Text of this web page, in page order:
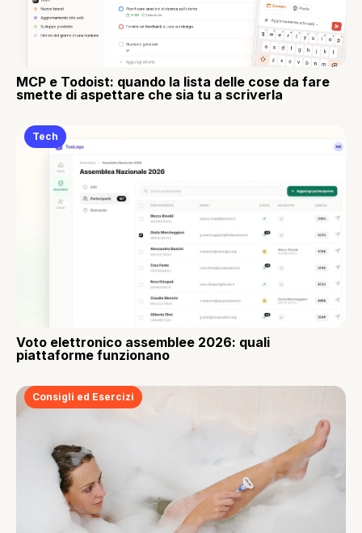
MCP e Todoist: quando la lista delle cose da fare
smette di aspettare che sia tu a scriverla
Tech
Voto elettronico assemblee 2026: quali
piattaforme funzionano
Consigli ed Esercizi